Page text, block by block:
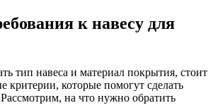
к навесу для
тип навеса и материал покрытия, стоит
критерии, которые помогут сделать
на что нужно обратить